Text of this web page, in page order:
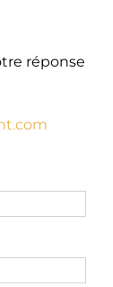
réponse